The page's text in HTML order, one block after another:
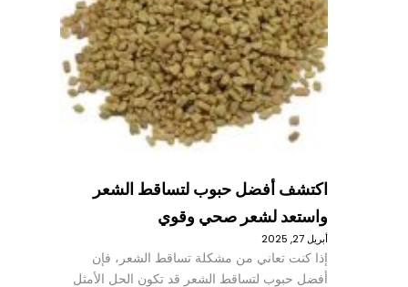
اكتشف أفضل حبوب لتساقط الشعر
واستعد لشعر صحي وقوي
أبريل 27, 2025
إذا كنت تعاني من مشكلة تساقط الشعر، فإن
أفضل حبوب لتساقط الشعر قد تكون الحل الأمثل